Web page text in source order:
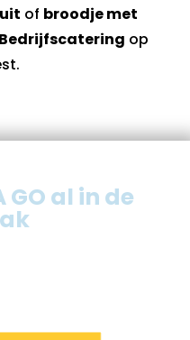
of broodje met
Bedrijfscatering op
GO al in de